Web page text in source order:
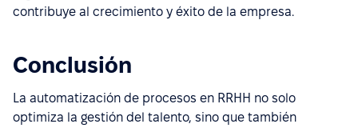
contribuye al crecimiento y éxito de la empresa.
Conclusión
La automatización de procesos en RRHH no solo
optimiza la gestión del talento, sino que también